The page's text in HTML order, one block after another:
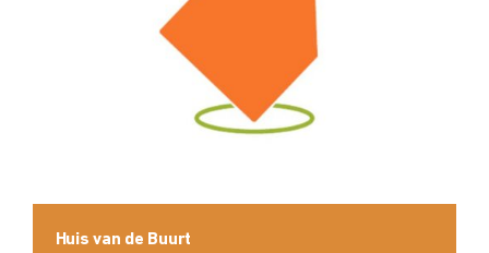
Huis van de Buurt